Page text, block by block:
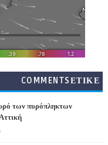
COMMENTSΕΤΙΚΕ
των πυρόπληκτων